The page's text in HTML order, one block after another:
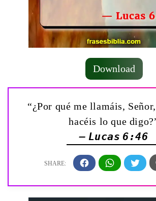
Download
“¿Por qué me llamáis,
hacéis lo que
— Lucas 6:46